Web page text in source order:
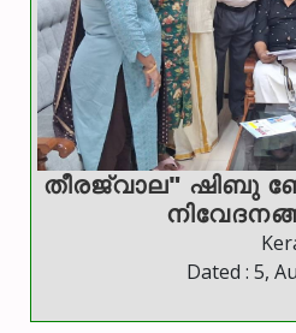
തീരജ്വാല" ഷിബു
Dated : 5,